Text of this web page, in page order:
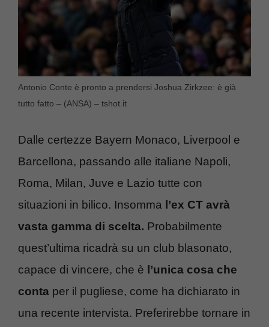
Antonio Conte è pronto a prendersi Joshua Zirkzee: è già
tutto fatto – (ANSA) – tshot.it
Dalle certezze Bayern Monaco, Liverpool e
Barcellona, passando alle italiane Napoli,
Roma, Milan, Juve e Lazio tutte con
situazioni in bilico. Insomma l’ex CT avrà
vasta gamma di scelta. Probabilmente
quest’ultima ricadrà su un club blasonato,
capace di vincere, che è l’unica cosa che
conta per il pugliese, come ha dichiarato in
una recente intervista. Preferirebbe tornare in